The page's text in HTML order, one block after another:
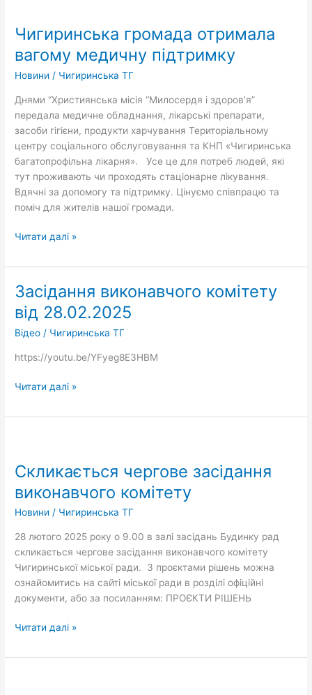
Чигиринська громада отримала
вагому медичну підтримку
Новини / Чигиринська ТГ
Днями “Християнська місія “Милосердя і здоров’я”
передала медичне обладнання, лікарські препарати,
засоби гігієни, продукти харчування Територіальному
центру соціального обслуговування та КНП «Чигиринська
багатопрофільна лікарня». Усе це для потреб людей, які
тут проживають чи проходять стаціонарне лікування.
Вдячні за допомогу та підтримку. Цінуємо співпрацю та
поміч для жителів нашої громади.
отримала
медичну
підтримку
Читати далі »
Засідання виконавчого комітету
від 28.02.2025
Відео / Чигиринська ТГ
https://youtu.be/YFyeg8E3HBM
Засідання
виконавчого
комітету
від
Читати далі »
Скликається чергове засідання
виконавчого комітету
Новини / Чигиринська ТГ
28 лютого 2025 року о 9.00 в залі засідань Будинку рад
скликається чергове засідання виконавчого комітету
Чигиринської міської ради. З проєктами рішень можна
ознайомитись на сайті міської ради в розділі офіційні
документи, або за посиланням: ПРОЄКТИ РІШЕНЬ
засідання
комітету
Читати далі »